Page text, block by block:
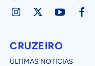
CRUZEIRO
ÚLTIMAS NOTÍCIAS